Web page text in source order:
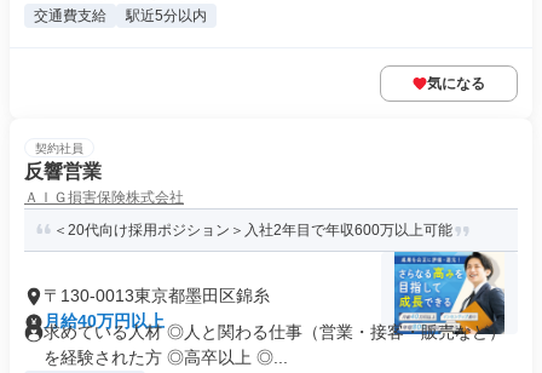
交通費支給 駅近5分以内
気になる
契約社員
反響営業
ＡＩＧ損害保険株式会社
＜20代向け採用ポジション＞入社2年目で年収600万以上可能
〒130-0013東京都墨田区錦糸
月給40万円以上
求めている人材 ◎人と関わる仕事（営業・接客・販売など）
を経験された方 ◎高卒以上 ◎...